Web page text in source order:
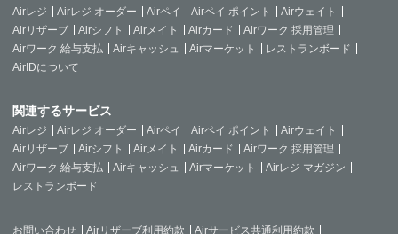
Airレジ Airレジ オーダー Airペイ Airペイ ポイント
Airウェイト
Airリザーブ
Airシフト Airメイト Airカード
Airワーク 採用管理
Airワーク 給与支払
Airキャッシュ Airマーケット
レストランボード
AirIDについて
関連するサービス
Airレジ Airレジ オーダー Airペイ Airペイ ポイント
Airウェイト
Airリザーブ
Airシフト Airメイト Airカード
Airワーク 採用管理
Airワーク 給与支払
Airキャッシュ Airマーケット
Airレジ マガジン
レストランボード
お問い合わせ Airリザーブ利用約款
Airサービス共通利用約款